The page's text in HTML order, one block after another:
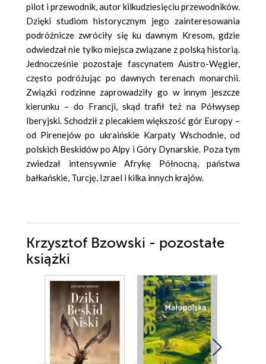
pilot i przewodnik, autor kilkudziesięciu przewodników.
Dzięki studiom historycznym jego zainteresowania
podróżnicze zwróciły się ku dawnym Kresom, gdzie
odwiedzał nie tylko miejsca związane z polską historią.
Jednocześnie pozostaje fascynatem Austro-Węgier,
często podróżując po dawnych terenach monarchii.
Związki rodzinne zaprowadziły go w innym jeszcze
kierunku – do Francji, skąd trafił też na Półwysep
Iberyjski. Schodził z plecakiem większość gór Europy –
od Pirenejów po ukraińskie Karpaty Wschodnie, od
polskich Beskidów po Alpy i Góry Dynarskie. Poza tym
zwiedzał intensywnie Afrykę Północną, państwa
bałkańskie, Turcję, Izrael i kilka innych krajów.
Krzysztof Bzowski - pozostałe
książki